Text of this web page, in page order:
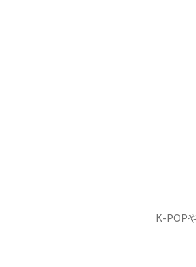
K-POP